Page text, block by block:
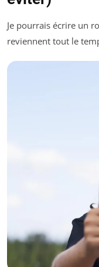
Je pourrais écrire un
reviennent tout le